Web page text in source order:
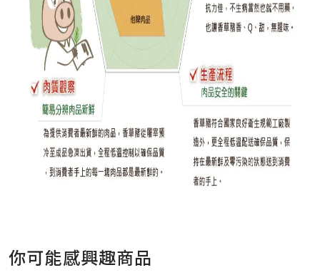
你可能感興趣商品